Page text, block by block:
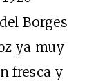
Borges
ya muy
fresca y